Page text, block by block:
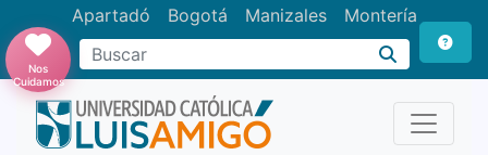
Apartadó Bogotá Manizales Montería
Buscar
Nos
Cuidamos